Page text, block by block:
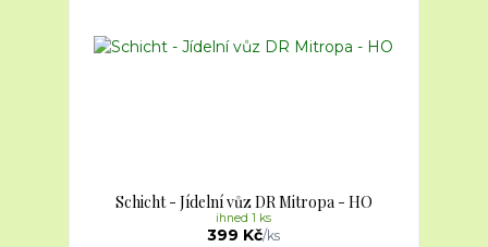
Schicht - Jídelní vůz DR Mitropa - HO
399 Kč/ks
ihned 1 ks